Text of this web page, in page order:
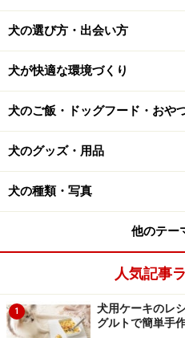
いいでしょう。
■犬用品
リード＆首輪、または
迷子札（旅先で迷子に
絡先のわかるものを身
ウンチ袋、トイレシー
いつも食べているフー
食器、水飲み、飲用水
犬の選び方・出会い方
犬が快適な環境づくり
犬のご飯・ドッグフード・おや
犬のグッズ・用品
犬の種類・写真
他のテー
人気記事
1
犬用ケーキのレ
グルトで簡単手